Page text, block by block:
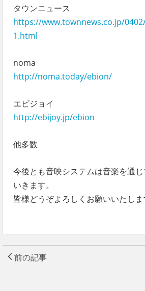
タウンニュース
https://www.townnews.co.jp/
1.html
noma
http://noma.today/ebion/
エビジョイ
http://ebijoy.jp/ebion
他多数
今後とも音映システムは音楽を通
いきます。
皆様どうぞよろしくお願いいたしま
前の記事